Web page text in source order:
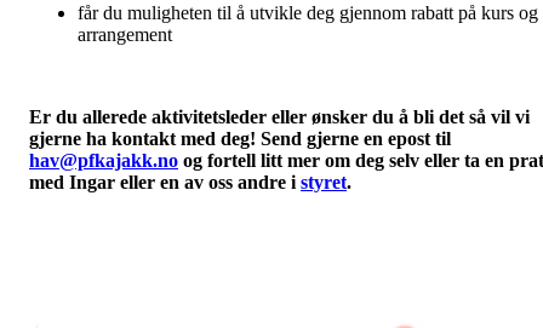
får du muligheten til å utvikle deg gjennom rabatt på kurs og
arrangement
Er du allerede aktivitetsleder eller ønsker du å bli det så vil vi
gjerne ha kontakt med deg! Send gjerne en epost til
hav@pfkajakk.no og fortell litt mer om deg selv eller ta en prat
med Ingar eller en av oss andre i styret.